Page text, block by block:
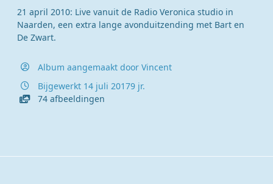
21 april 2010: Live vanuit de Radio Veronica studio in
Naarden, een extra lange avonduitzending met Bart en
De Zwart.
Album aangemaakt door Vincent
Bijgewerkt 14 juli 20179 jr.
74 afbeeldingen